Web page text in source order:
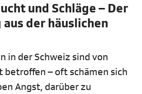
und Schläge – Der
der häuslichen
in der Schweiz sind von
betroffen – oft schämen sich
Angst, darüber zu